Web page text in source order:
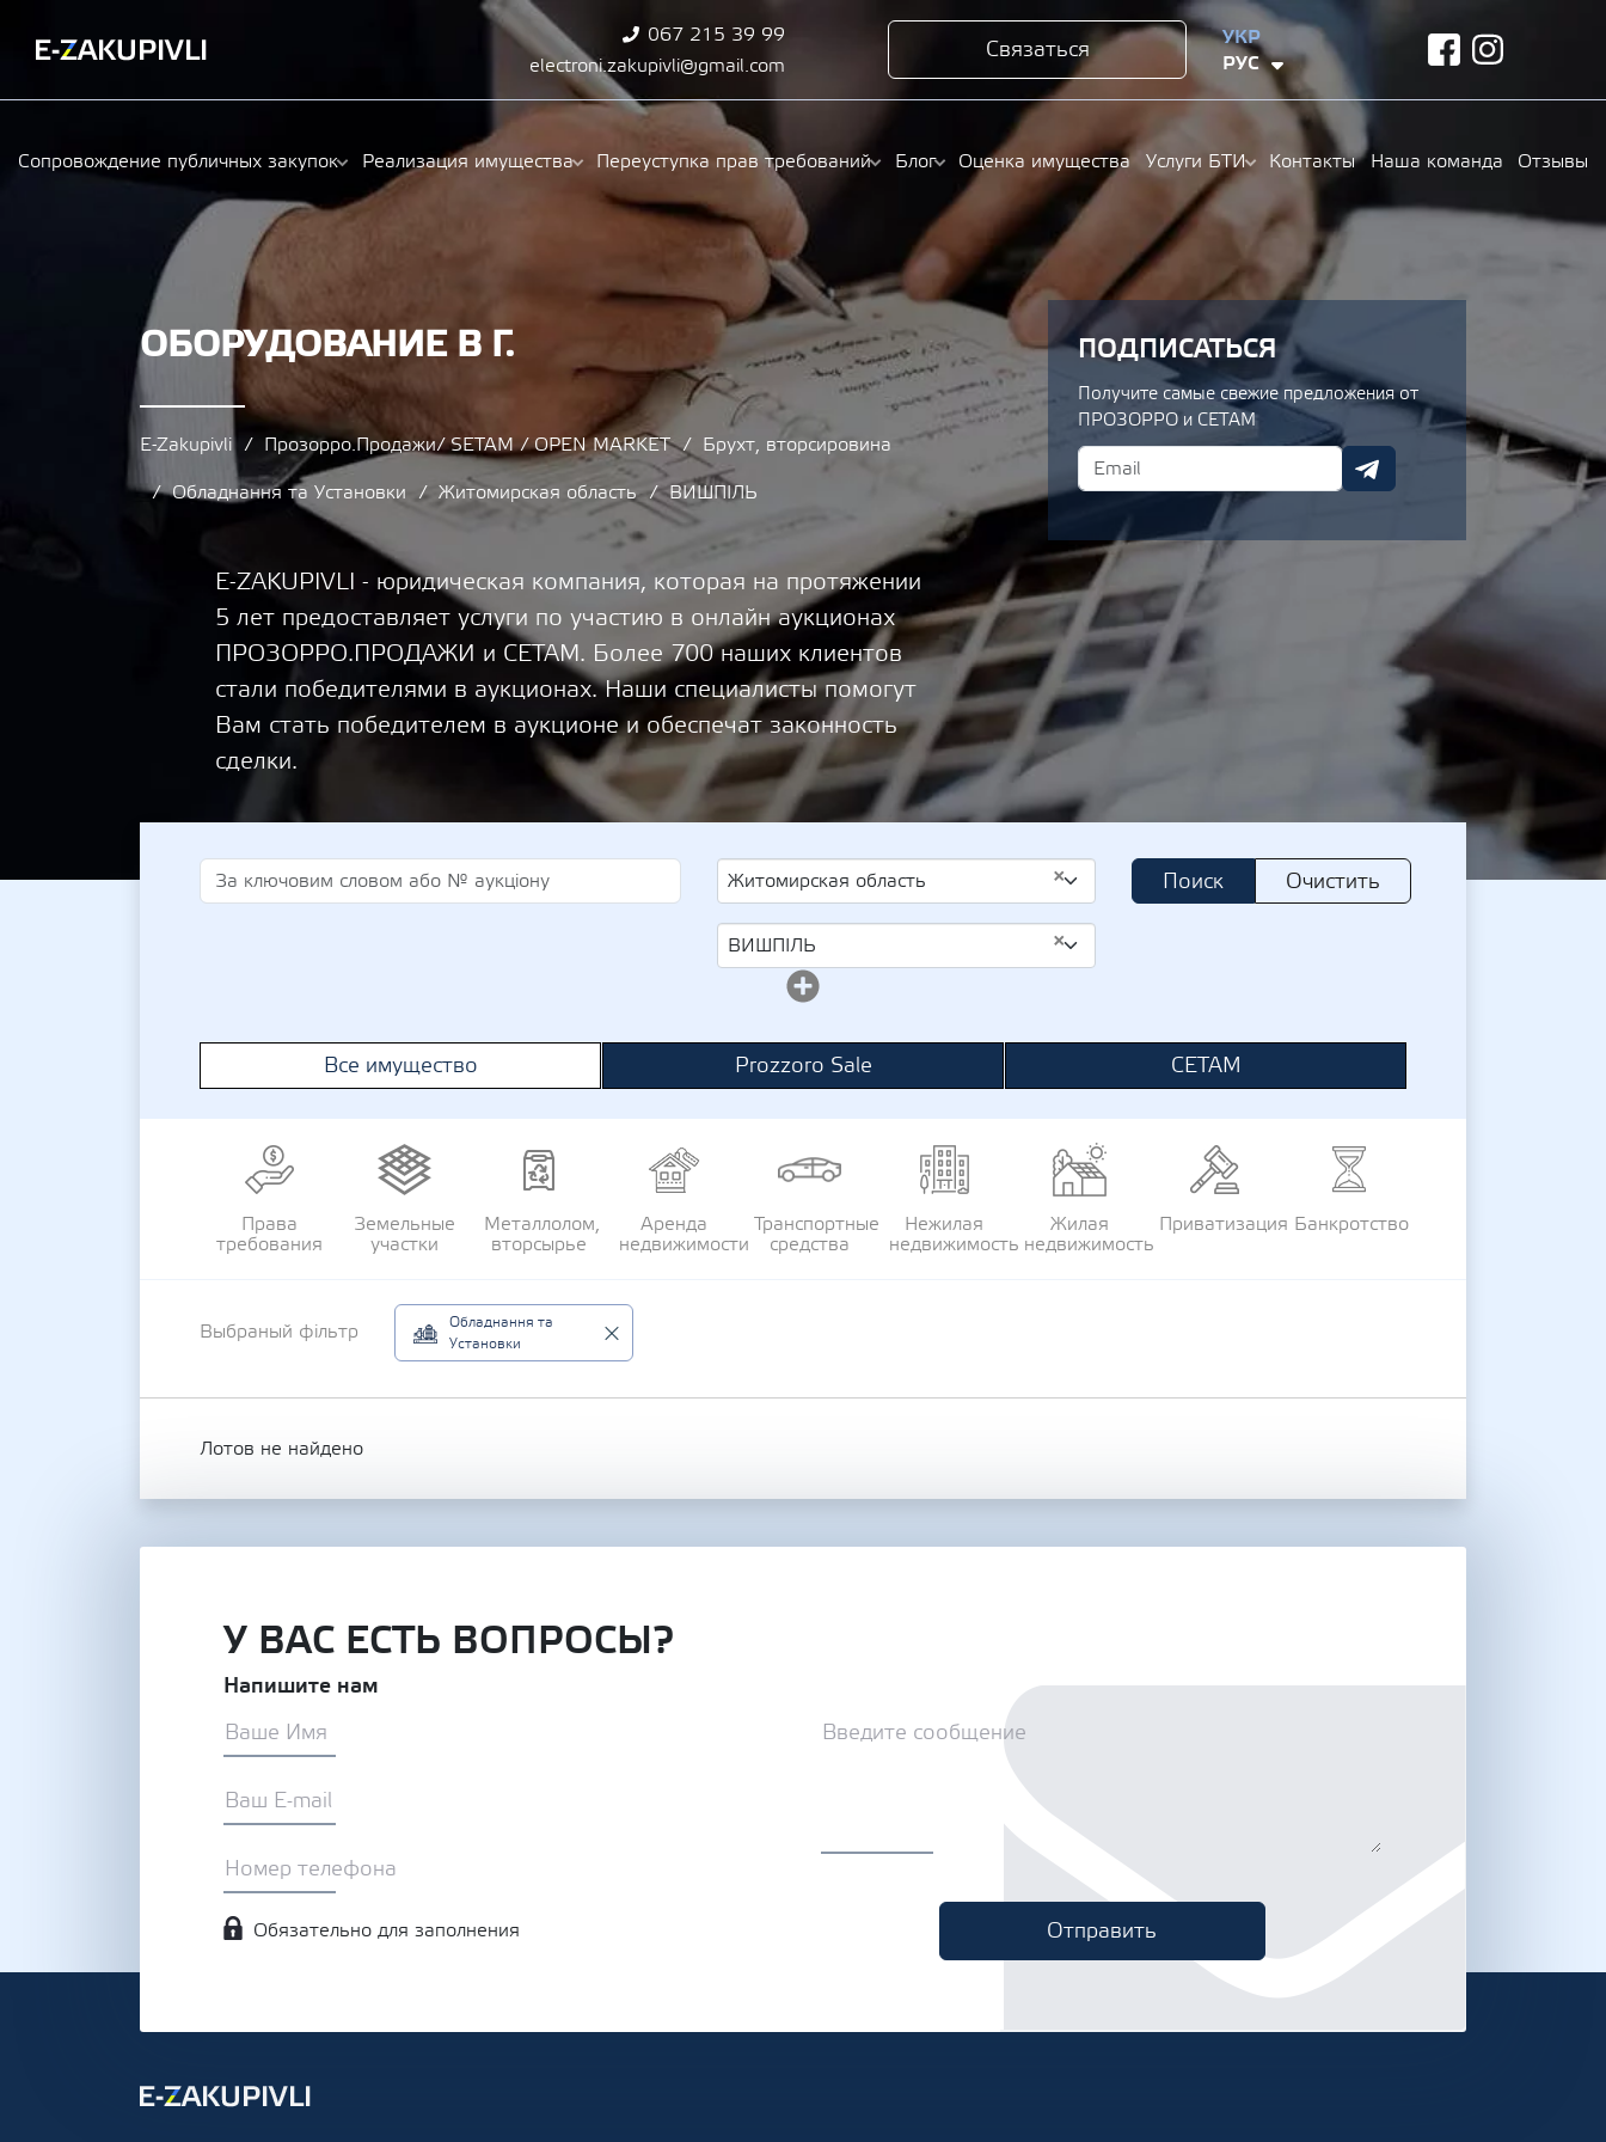
067 215 39 99
electroni.zakupivli@gmail.com
Связаться
УКР
РУС
facebook
Сопровождение публичных закупок Реализация имущества Переуступка прав требований Блог Оценка имущества Услуги БТИ Контакты Наша команда Отзывы
ОБОРУДОВАНИЕ В Г.
E-Zakupivli Прозорро.Продажи/ SETAM / OPEN MARKET
Брухт, вторсировина
Обладнання та Установки
Житомирская область ВИШПІЛЬ
E-ZAKUPIVLI - юридическая компания, которая на протяжении
5 лет предоставляет услуги по участию в онлайн аукционах
ПРОЗОРРО.ПРОДАЖИ и СЕТАМ. Более 700 наших клиентов
стали победителями в аукционах. Наши специалисты помогут
Вам стать победителем в аукционе и обеспечат законность
сделки.
ПОДПИСАТЬСЯ
Получите самые свежие предложения от
ПРОЗОРРО и СЕТАМ
×
Житомирская область
×
ВИШПІЛЬ
Поиск Очистить
Все имущество Prozzoro Sale СЕТАМ
Права
требования
Земельные
участки
Металлолом,
вторсырье
Аренда
недвижимости
Транспортные
средства
Нежилая
недвижимость
Жилая
недвижимость
Приватизация Банкротство
Выбраный фільтр
Обладнання та
Установки
Лотов не найдено
У ВАС ЕСТЬ ВОПРОСЫ?
Напишите нам
Обязательно для заполнения